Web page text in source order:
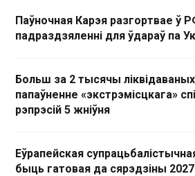
Паўночная Карэя разгортвае ў
падраздзяленні для ўдараў па
Больш за 2 тысячы
папаўненне «экстрэмісцкага»
рэпрэсій 5 жніўня
Еўрапейская
быць гатовая да сярэдзіны